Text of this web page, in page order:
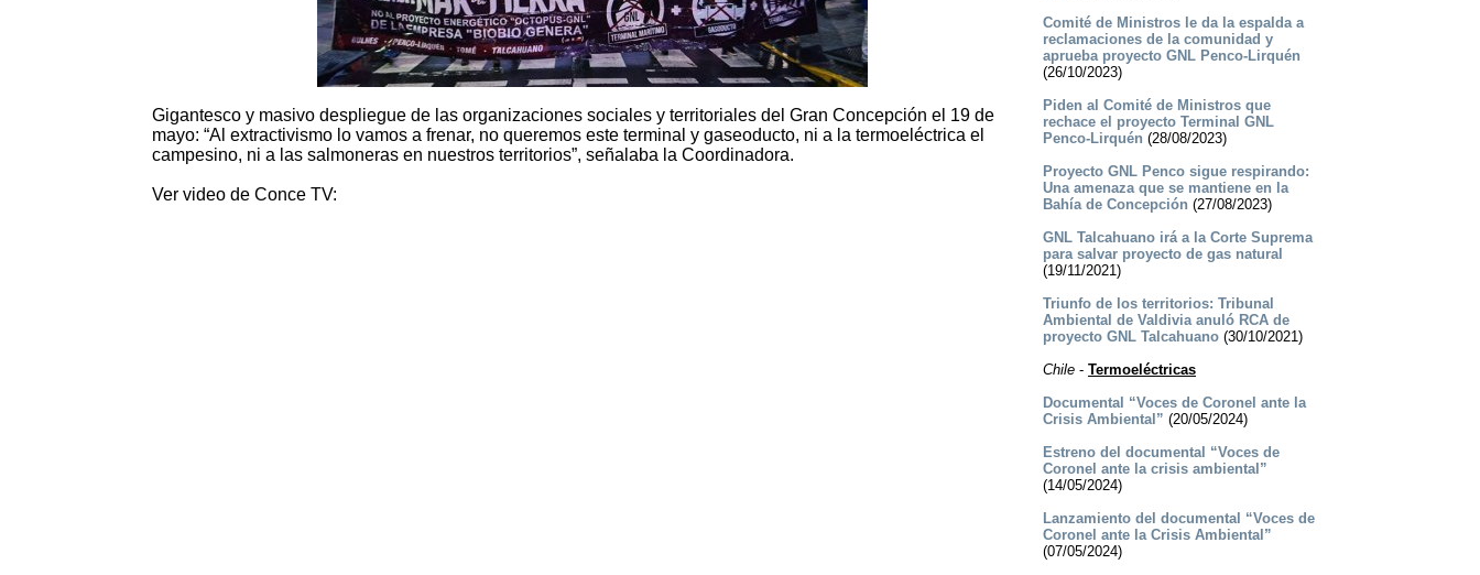
Gigantesco y masivo despliegue de las organizaciones sociales y territoriales del Gran Concepción el 19 de
mayo: “Al extractivismo lo vamos a frenar, no queremos este terminal y gaseoducto, ni a la termoeléctrica el
campesino, ni a las salmoneras en nuestros territorios”, señalaba la Coordinadora.
Ver video de Conce TV:
Comité de Ministros le da la espalda a
reclamaciones de la comunidad y
aprueba proyecto GNL Penco-Lirquén
(26/10/2023)
Piden al Comité de Ministros que
rechace el proyecto Terminal GNL
Penco-Lirquén (28/08/2023)
Proyecto GNL Penco sigue respirando:
Una amenaza que se mantiene en la
Bahía de Concepción (27/08/2023)
GNL Talcahuano irá a la Corte Suprema
para salvar proyecto de gas natural
(19/11/2021)
Triunfo de los territorios: Tribunal
Ambiental de Valdivia anuló RCA de
proyecto GNL Talcahuano(30/10/2021)
Chile- Termoeléctricas
Documental “Voces de Coronel ante la
Crisis Ambiental” (20/05/2024)
Estreno del documental “Voces de
Coronel ante la crisis ambiental”
(14/05/2024)
Lanzamiento del documental “Voces de
Coronel ante la Crisis Ambiental”
(07/05/2024)